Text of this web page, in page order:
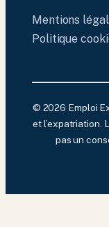
Mentions
Politique
© 2026 Emploi
et l’expatriation.
pas un